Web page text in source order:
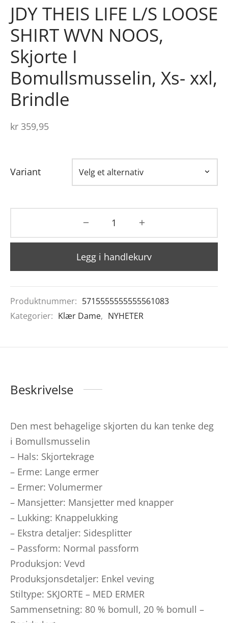
JDY THEIS LIFE L/S LOOSE
SHIRT WVN NOOS,
Skjorte I
Bomullsmusselin, Xs- xxl,
Brindle
kr 359,95
Variant
Legg i handlekurv
Produktnummer: 5715555555555561083
Kategorier: Klær Dame, NYHETER
Beskrivelse
Den mest behagelige skjorten du kan tenke deg
i Bomullsmusselin
– Hals: Skjortekrage
– Erme: Lange ermer
– Ermer: Volumermer
– Mansjetter: Mansjetter med knapper
– Lukking: Knappelukking
– Ekstra detaljer: Sidesplitter
– Passform: Normal passform
Produksjon: Vevd
Produksjonsdetaljer: Enkel veving
Stiltype: SKJORTE – MED ERMER
Sammensetning: 80 % bomull, 20 % bomull –